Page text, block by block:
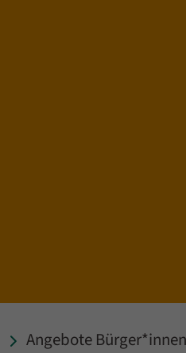
Angebote Bürger*innen